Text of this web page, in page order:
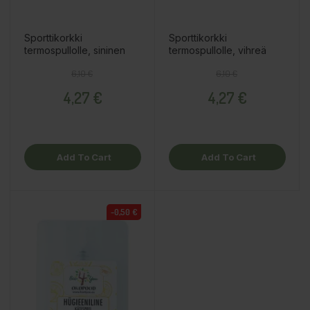
Sporttikorkki
termospullolle, sininen
4,27 €
Add To Cart
Sporttikorkki
termospullolle, vihreä
4,27 €
Add To Cart
-0,50 €